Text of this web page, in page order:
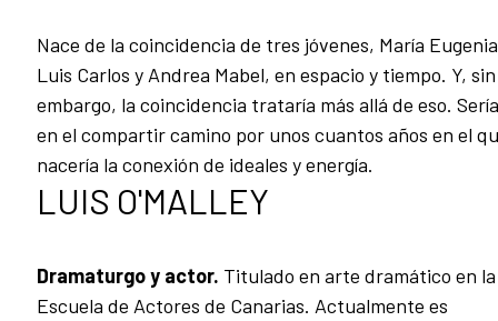
Nace de la coincidencia de tres jóvenes, María
Luis Carlos y Andrea Mabel, en espacio y tiempo. Y, sin
embargo, la coincidencia trataría más allá de eso. Sería
en el compartir camino por unos cuantos años en el
nacería la conexión de ideales y energía.
LUIS O'MALLEY
Dramaturgo y actor. Titulado en arte dramático en la
Escuela de Actores de Canarias. Actualmente es